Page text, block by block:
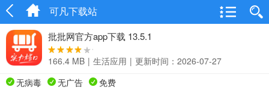
可凡下载站
批批网官方app下载 13.5.1
166.4 MB | 生活应用 | 更新时间：2026-07-27
无病毒
无广告 免费